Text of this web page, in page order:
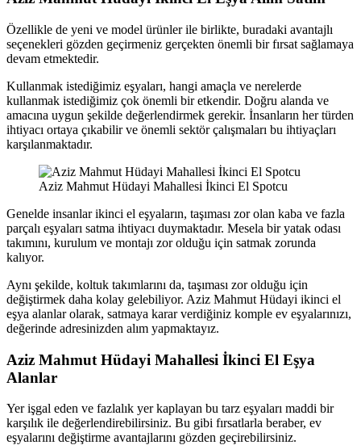
Özellikle de yeni ve model ürünler ile birlikte, buradaki avantajlı
seçenekleri gözden geçirmeniz gerçekten önemli bir fırsat sağlamaya
devam etmektedir.
Kullanmak istediğimiz eşyaları, hangi amaçla ve nerelerde
kullanmak istediğimiz çok önemli bir etkendir. Doğru alanda ve
amacına uygun şekilde değerlendirmek gerekir. İnsanların her türden
ihtiyacı ortaya çıkabilir ve önemli sektör çalışmaları bu ihtiyaçları
karşılanmaktadır.
Aziz Mahmut Hüdayi Mahallesi İkinci El Spotcu
Genelde insanlar ikinci el eşyaların, taşıması zor olan kaba ve fazla
parçalı eşyaları satma ihtiyacı duymaktadır. Mesela bir yatak odası
takımını, kurulum ve montajı zor olduğu için satmak zorunda
kalıyor.
Aynı şekilde, koltuk takımlarını da, taşıması zor olduğu için
değiştirmek daha kolay gelebiliyor. Aziz Mahmut Hüdayi ikinci el
eşya alanlar olarak, satmaya karar verdiğiniz komple ev eşyalarınızı,
değerinde adresinizden alım yapmaktayız.
Aziz Mahmut Hüdayi Mahallesi İkinci El Eşya
Alanlar
Yer işgal eden ve fazlalık yer kaplayan bu tarz eşyaları maddi bir
karşılık ile değerlendirebilirsiniz. Bu gibi fırsatlarla beraber, ev
eşyalarını değiştirme avantajlarını gözden geçirebilirsiniz.